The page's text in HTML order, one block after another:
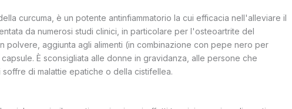
curcuma, è un potente antinfiammatorio la cui efficacia nell'alleviare il
da numerosi studi clinici, in particolare per l'osteoartrite del
polvere, aggiunta agli alimenti (in combinazione con pepe nero per
È sconsigliata alle donne in gravidanza, alle persone che
di malattie epatiche o della cistifellea.